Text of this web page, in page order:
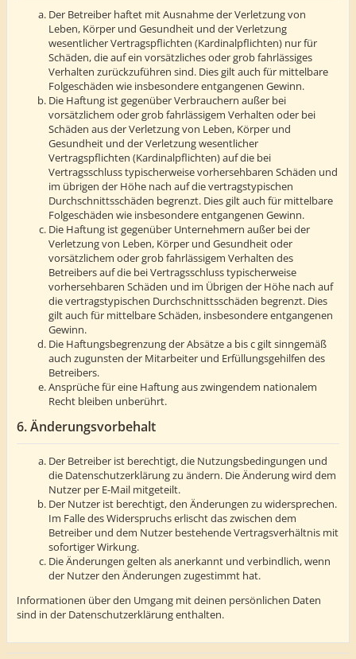
Der Betreiber haftet mit Ausnahme der Verletzung von
Leben, Körper und Gesundheit und der Verletzung
wesentlicher Vertragspflichten (Kardinalpflichten) nur für
Schäden, die auf ein vorsätzliches oder grob fahrlässiges
Verhalten zurückzuführen sind. Dies gilt auch für mittelbare
Folgeschäden wie insbesondere entgangenen Gewinn.
Die Haftung ist gegenüber Verbrauchern außer bei
vorsätzlichem oder grob fahrlässigem Verhalten oder bei
Schäden aus der Verletzung von Leben, Körper und
Gesundheit und der Verletzung wesentlicher
Vertragspflichten (Kardinalpflichten) auf die bei
Vertragsschluss typischerweise vorhersehbaren Schäden und
im übrigen der Höhe nach auf die vertragstypischen
Durchschnittsschäden begrenzt. Dies gilt auch für mittelbare
Folgeschäden wie insbesondere entgangenen Gewinn.
Die Haftung ist gegenüber Unternehmern außer bei der
Verletzung von Leben, Körper und Gesundheit oder
vorsätzlichem oder grob fahrlässigem Verhalten des
Betreibers auf die bei Vertragsschluss typischerweise
vorhersehbaren Schäden und im Übrigen der Höhe nach auf
die vertragstypischen Durchschnittsschäden begrenzt. Dies
gilt auch für mittelbare Schäden, insbesondere entgangenen
Gewinn.
Die Haftungsbegrenzung der Absätze a bis c gilt sinngemäß
auch zugunsten der Mitarbeiter und Erfüllungsgehilfen des
Betreibers.
Ansprüche für eine Haftung aus zwingendem nationalem
Recht bleiben unberührt.
6. Änderungsvorbehalt
Der Betreiber ist berechtigt, die Nutzungsbedingungen und
die Datenschutzerklärung zu ändern. Die Änderung wird dem
Nutzer per E-Mail mitgeteilt.
Der Nutzer ist berechtigt, den Änderungen zu widersprechen.
Im Falle des Widerspruchs erlischt das zwischen dem
Betreiber und dem Nutzer bestehende Vertragsverhältnis mit
sofortiger Wirkung.
Die Änderungen gelten als anerkannt und verbindlich, wenn
der Nutzer den Änderungen zugestimmt hat.
Informationen über den Umgang mit deinen persönlichen Daten
sind in der Datenschutzerklärung enthalten.